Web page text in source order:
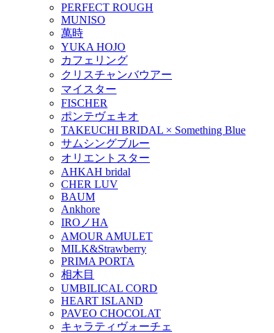
PERFECT ROUGH
MUNISO
萬時
YUKA HOJO
カフェリング
クリスチャンバウアー
マイスター
FISCHER
ポンテヴェキオ
TAKEUCHI BRIDAL × Something Blue
サムシングブルー
オリエントスター
AHKAH bridal
CHER LUV
BAUM
Ankhore
IROノHA
AMOUR AMULET
MILK&Strawberry
PRIMA PORTA
相木目
UMBILICAL CORD
HEART ISLAND
PAVEO CHOCOLAT
キャラティヴォーチェ